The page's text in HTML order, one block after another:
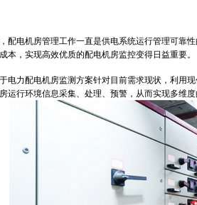
电机房管理工作一直是供电系统运行管理可靠
本，实现高效优质的配电机房监控变得日益重要。
力配电机房监测方案针对目前需求现状，利用
运行环境信息采集、处理、预警，从而实现多维度